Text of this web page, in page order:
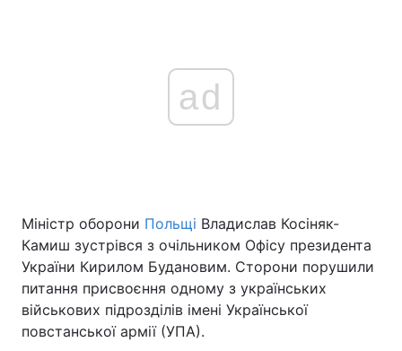
Україна Політика
Економіка Світ
Спорт Наука
Техно і зв'язок
ad
Міністр оборони Польщі Владислав Косіняк-
Камиш зустрівся з очільником Офісу президента
України Кирилом Будановим. Сторони порушили
питання присвоєння одному з українських
військових підрозділів імені Української
повстанської армії (УПА).